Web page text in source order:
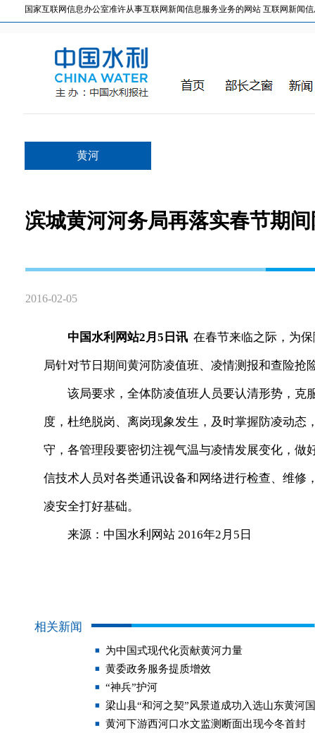
国家互联网信息办公室准许从事互联网新闻信息服务业务的网站 互联网新闻信
黄河
滨城黄河河务局再落实春节期
2016-02-05
中国水利网站2月5日讯 在春节来临之际，为
局针对节日期间黄河防凌值班、凌情测报和查险抢
该局要求，全体防凌值班人员要认清形势，克
度，杜绝脱岗、离岗现象发生，及时掌握防凌动
守，各管理段要密切注视气温与凌情发展变化，
信技术人员对各类通讯设备和网络进行检查、维
凌安全打好基础。
来源：中国水利网站 2016年2月5日
相关新闻
为中国式现代化贡献黄河力量
黄委政务服务提质增效
“神兵”护河
梁山县“和河之契”风景道成功入选山东黄河
黄河下游西河口水文监测断面出现今冬首封